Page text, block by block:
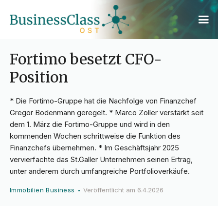
Fortimo besetzt CFO-
Position
* Die Fortimo-Gruppe hat die Nachfolge von Finanzchef
Gregor Bodenmann geregelt. * Marco Zoller verstärkt seit
dem 1. März die Fortimo-Gruppe und wird in den
kommenden Wochen schrittweise die Funktion des
Finanzchefs übernehmen. * Im Geschäftsjahr 2025
vervierfachte das St.Galler Unternehmen seinen Ertrag,
unter anderem durch umfangreiche Portfolioverkäufe.
Immobilien Business • Veröffentlicht am 6.4.2026